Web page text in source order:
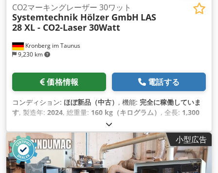
Kronberg im Taunus
9,230 km
CO2マーキングレーザー 30ワット
Systemtechnik Hölzer GmbH LAS
28 XL - CO2-Laser 30Watt
価格情報 電話する
コンディション: ほぼ新品（中古） , 機能: 完全に稼働していま
す, 製造年: 2024, 総重量: 160 kg（キログラム） , 全長: 1,300
1,930 mm
周波数:50 ヘルツ, レーザー波長:10,600 nm, 入力電流の種類:
エアコン, レーザータイプ: CO₂レーザー, 装備: 照明, 強力なレ
ーザーソフトウェアを使えば、高度なプログラミング知識を必
要とせず、テキスト、数字、2Dコード、QRコード、ロゴを数
小型広告